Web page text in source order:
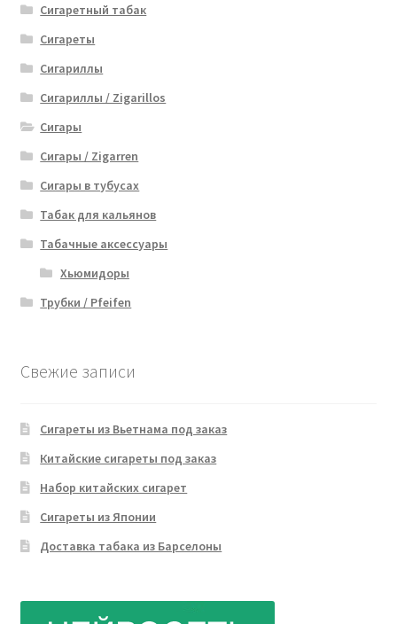
Сигаретный табак
Сигареты
Сигариллы
Сигариллы / Zigarillos
Сигары
Сигары / Zigarren
Сигары в тубусах
Табак для кальянов
Табачные аксессуары
Хьюмидоры
Трубки / Pfeifen
Свежие записи
Сигареты из Вьетнама под заказ
Китайские сигареты под заказ
Набор китайских сигарет
Сигареты из Японии
Доставка табака из Барселоны